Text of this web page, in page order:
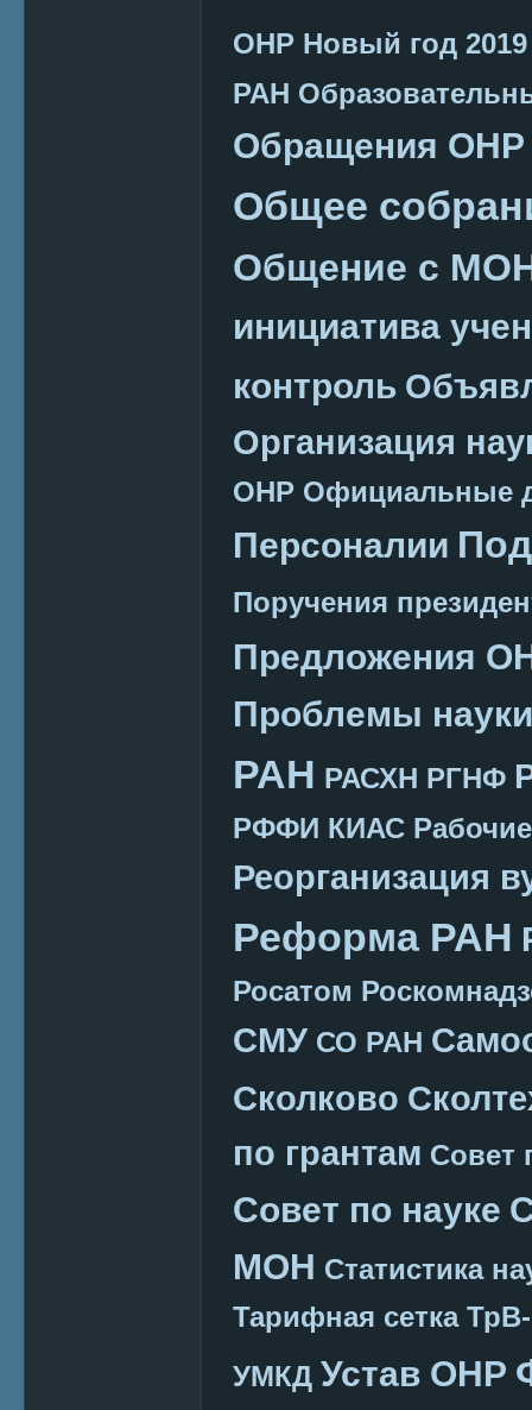
ОНР Новый год 2019
РАН
Обращения ОНР
Общее
Общение с
инициатива
контроль
Организация
ОНР Официальные
Персоналии
Поручения
Предложения
Проблемы науки
РАН РАСХН РГНФ
РФФИ КИАС
Реорганизация
Реформа РАН
Росатом
СМУ СО РАН
Сколково
по грантам Совет
Совет по науке
МОН Статистика
Тарифная сетка
УМКД Устав ОНР